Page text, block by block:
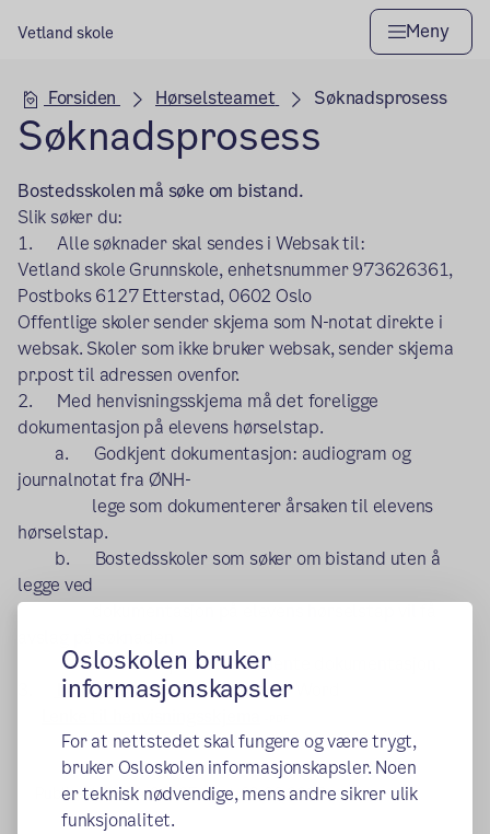
Osloskolen bruker
informasjonskapsler
For at nettstedet skal fungere og være trygt,
bruker Osloskolen informasjonskapsler. Noen
er teknisk nødvendige, mens andre sikrer ulik
funksjonalitet.
Vetland skole Meny
Hovedseksjon
Forsiden Hørselsteamet Søknadsprosess
Søknadsprosess
Bostedsskolen må søke om bistand.
Slik søker du:
1. Alle søknader skal sendes i Websak til:
Vetland skole Grunnskole, enhetsnummer 973626361,
Postboks 6127 Etterstad, 0602 Oslo
Offentlige skoler sender skjema som N-notat direkte i
websak. Skoler som ikke bruker websak, sender skjema
pr.post til adressen ovenfor.
2. Med henvisningsskjema må det foreligge
dokumentasjon på elevens hørselstap.
a. Godkjent dokumentasjon: audiogram og
journalnotat fra ØNH-
lege som dokumenterer årsaken til elevens
hørselstap.
b. Bostedsskoler som søker om bistand uten å
legge ved
dokumentasjon på elevens hørselstap vil få
med beskjed om å innhente dokumentasjon.
Lenke til henvisningsskjema- Word
Publisert:23.04.2020Endret: 03.02.2026